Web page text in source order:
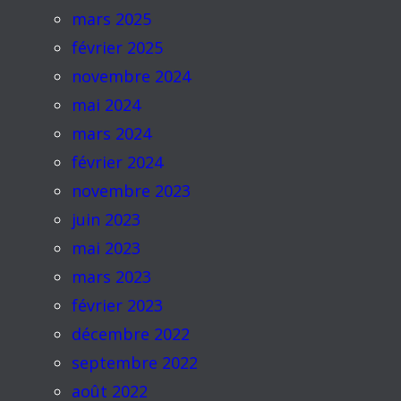
mars 2025
février 2025
novembre 2024
mai 2024
mars 2024
février 2024
novembre 2023
juin 2023
mai 2023
mars 2023
février 2023
décembre 2022
septembre 2022
août 2022